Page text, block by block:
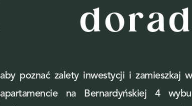
aby poznać zalety inwestycji i zamieszkaj
apartamencie na Bernardyńskiej 4